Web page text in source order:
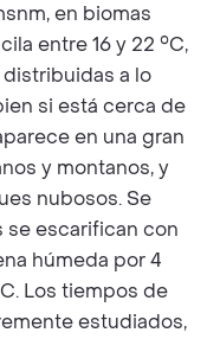
en biomas
entre 16 y 22 °C,
distribuidas a lo
si está cerca de
en una gran
y montanos, y
nubosos. Se
se escarifican con
húmeda por 4
Los tiempos de
estudiados,